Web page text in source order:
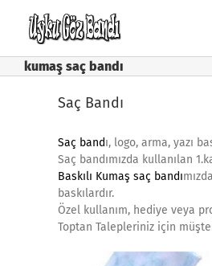
content
kumaş saç bandı
Saç Bandı
Saç bandı, logo, arma, yazı
Saç bandımızda kullanılan
Baskılı Kumaş saç bandı
baskılardır.
Özel kullanım, hediye veya
Toptan Talepleriniz için